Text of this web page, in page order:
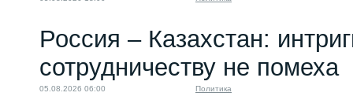
Россия – Казахстан:
сотрудничеству не помеха
05.08.2026 06:00 Политика